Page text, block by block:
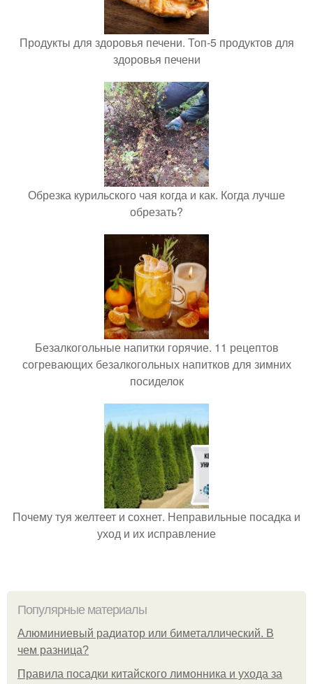
Продукты для здоровья печени. Топ-5 продуктов для
здоровья печени
Обрезка курильского чая когда и как. Когда лучше
обрезать?
Безалкогольные напитки горячие. 11 рецептов
согревающих безалкогольных напитков для зимних
посиделок
Почему туя желтеет и сохнет. Неправильные посадка и
уход и их исправление
Популярные материалы
Алюминиевый радиатор или биметаллический. В
чем разница?
Правила посадки китайского лимонника и ухода за